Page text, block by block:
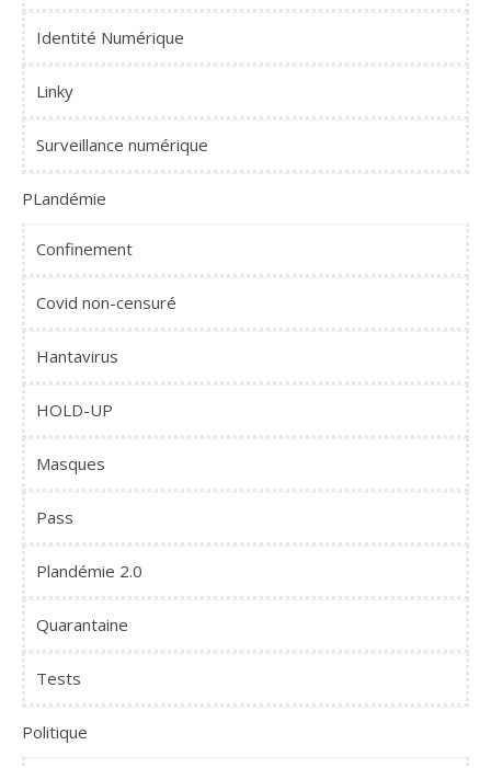
Identité Numérique
Linky
Surveillance numérique
PLandémie
Confinement
Covid non-censuré
Hantavirus
HOLD-UP
Masques
Pass
Plandémie 2.0
Quarantaine
Tests
Politique